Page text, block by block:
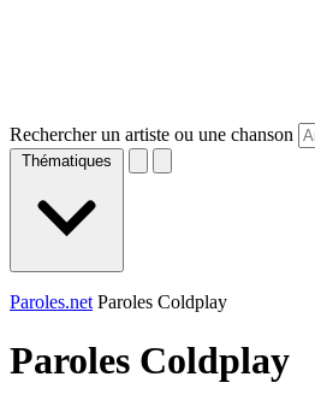
Rechercher un artiste ou une chanson
Thématiques
Paroles.net Paroles Coldplay
Paroles Coldplay